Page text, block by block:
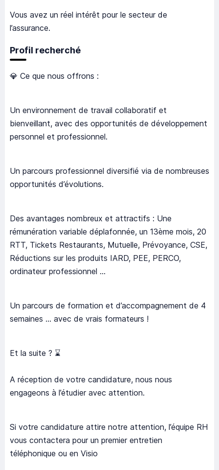
Vous avez un réel intérêt pour le secteur de
l’assurance.
Profil recherché
💎 Ce que nous offrons :
Un environnement de travail collaboratif et
bienveillant, avec des opportunités de développement
personnel et professionnel.
Un parcours professionnel diversifié via de nombreuses
opportunités d’évolutions.
Des avantages nombreux et attractifs : Une
rémunération variable déplafonnée, un 13ème mois, 20
RTT, Tickets Restaurants, Mutuelle, Prévoyance, CSE,
Réductions sur les produits IARD, PEE, PERCO,
ordinateur professionnel ...
Un parcours de formation et d’accompagnement de 4
semaines ... avec de vrais formateurs !
Et la suite ? ⌛
A réception de votre candidature, nous nous
engageons à l’étudier avec attention.
Si votre candidature attire notre attention, l’équipe RH
vous contactera pour un premier entretien
téléphonique ou en Visio